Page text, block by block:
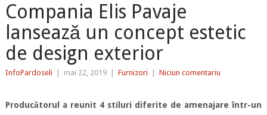
Compania Elis Pavaje
lansează un concept estetic
de design exterior
InfoPardoseli mai 22, 2019 Furnizori Niciun comentariu
Producătorul a reunit 4 stiluri diferite de amenajare într-un